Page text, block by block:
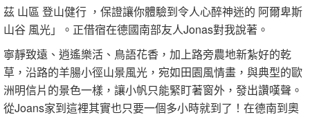
茲 山區 登山健行 ，保證讓你體驗到令人心醉神迷的 阿爾卑斯
山谷 風光」。正借宿在德國南部友人Jonas對我說著。
寧靜致遠、逍遙樂活、鳥語花香，加上路旁農地新紮好的乾
草，沿路的羊腸小徑山景風光，宛如田園風情畫，與典型的歐
洲明信片的景色一樣，讓小帆只能緊盯著窗外，發出讚嘆聲。
從Joans家到這裡其實也只要一個多小時就到了！在德南到奧